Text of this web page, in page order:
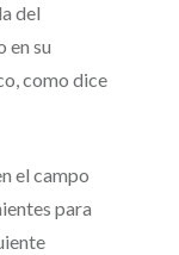
del
en su
como dice
el campo
para